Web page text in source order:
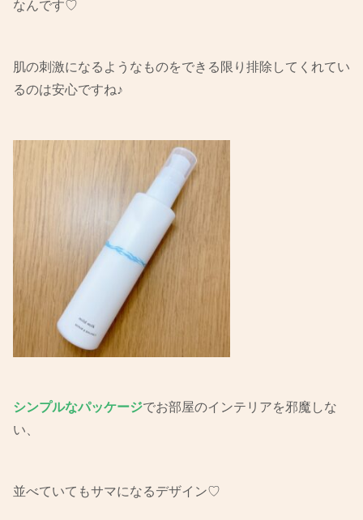
なんです♡
肌の刺激になるようなものをできる限り排除してくれてい
るのは安心ですね♪
シンプルなパッケージでお部屋のインテリアを邪魔しな
い、
並べていてもサマになるデザイン♡